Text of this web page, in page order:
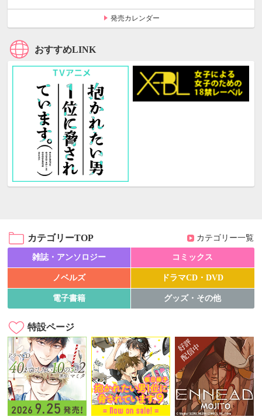
発売カレンダー
おすすめLINK
カテゴリーTOP カテゴリー一覧
雑誌・アンソロジー コミックス
ノベルズ ドラマCD・DVD
電子書籍 グッズ・その他
特設ページ